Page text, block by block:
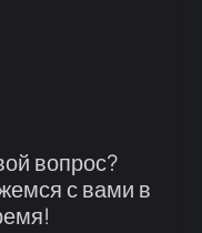
вопрос?
с вами в